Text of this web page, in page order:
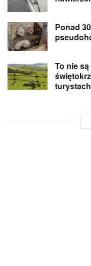
Ponad
To nie
turystach